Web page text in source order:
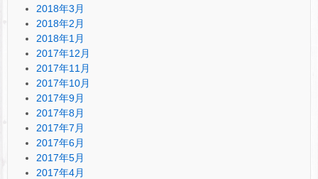
2018年3月
2018年2月
2018年1月
2017年12月
2017年11月
2017年10月
2017年9月
2017年8月
2017年7月
2017年6月
2017年5月
2017年4月